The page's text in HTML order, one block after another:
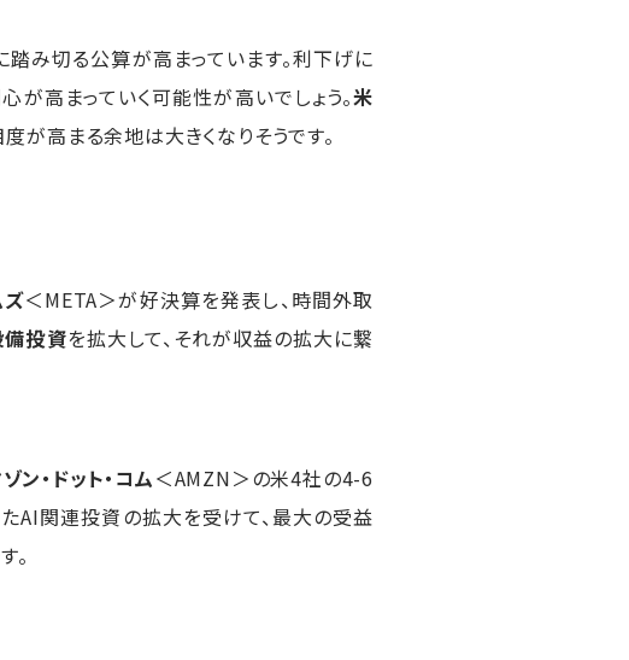
踏み切る公算が高まっています。利下げに
高まっていく可能性が高いでしょう。米
高まる余地は大きくなりそうです。
ズ＜META＞が好決算を発表し、時間外取
備投資を拡大して、それが収益の拡大に繋
ン・ドット・コム＜AMZN＞の米4社の4-6
AI関連投資の拡大を受けて、最大の受益
。